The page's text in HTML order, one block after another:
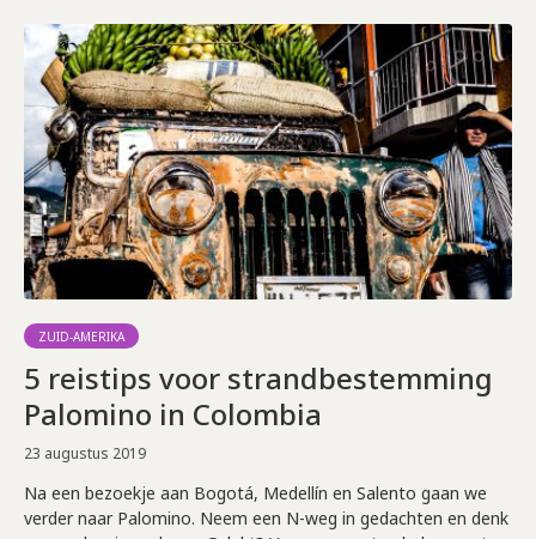
ZUID-AMERIKA
5 reistips voor strandbestemming
Palomino in Colombia
23 augustus 2019
Na een bezoekje aan Bogotá, Medellín en Salento gaan we
verder naar Palomino. Neem een N-weg in gedachten en denk